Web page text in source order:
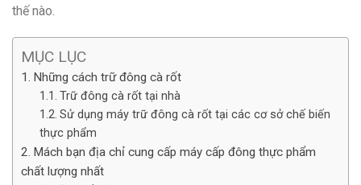
thế nào.
MỤC LỤC
Những cách trữ đông cà rốt
Trữ đông cà rốt tại nhà
Sử dụng máy trữ đông cà rốt tại các cơ sở chế biến
thực phẩm
Mách bạn địa chỉ cung cấp máy cấp đông thực phẩm
chất lượng nhất